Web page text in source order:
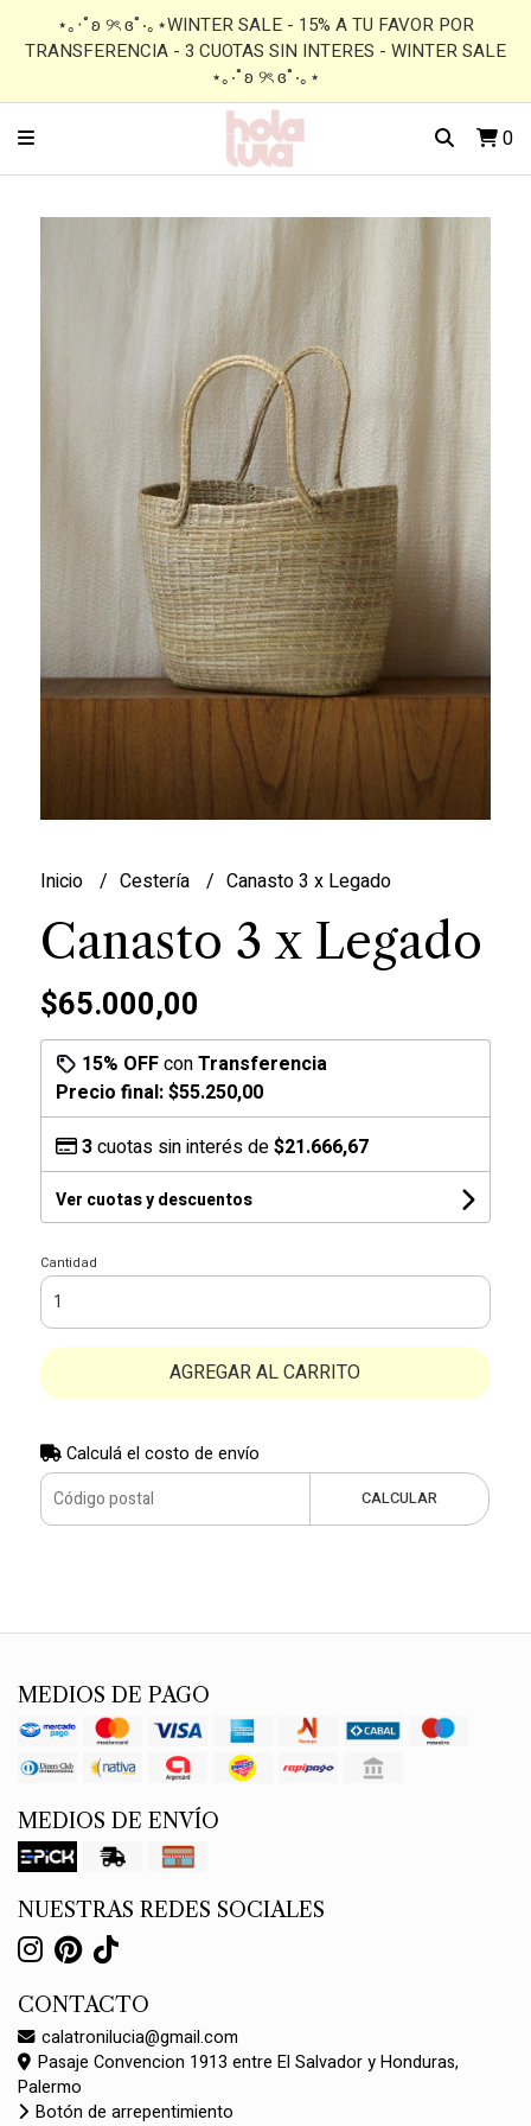
⋆｡‧˚ʚ ୨ৎ ɞ˚‧｡⋆WINTER SALE - 15% A TU FAVOR POR
TRANSFERENCIA - 3 CUOTAS SIN INTERES - WINTER SALE
⋆｡‧˚ʚ ୨ৎ ɞ˚‧｡⋆
0
Inicio Cestería Canasto 3 x Legado
Canasto 3 x Legado
$65.000,00
15% OFFconTransferencia
Precio final:$55.250,00
3cuotas sin interés de$21.666,67
Ver cuotas y descuentos
Cantidad
AGREGAR AL CARRITO
Calculá el costo de envío
CALCULAR
MEDIOS DE PAGO
MEDIOS DE ENVÍO
NUESTRAS REDES SOCIALES
CONTACTO
calatronilucia@gmail.com
Pasaje Convencion 1913 entre El Salvador y Honduras,
Palermo
Botón de arrepentimiento